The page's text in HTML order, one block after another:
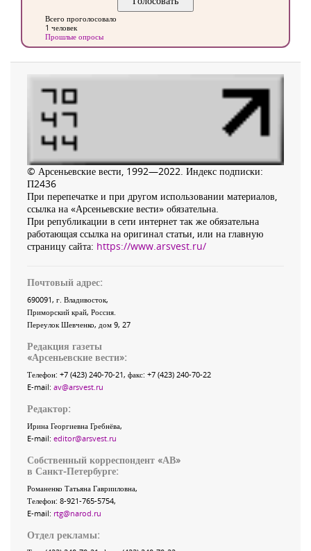
Всего проголосовало
1 человек
Прошлые опросы
© Арсеньевские вести, 1992—2022. Индекс подписки:
П2436
При перепечатке и при другом использовании материалов,
ссылка на «Арсеньевские вести» обязательна.
При републикации в сети интернет так же обязательна
работающая ссылка на оригинал статьи, или на главную
страницу сайта: https://www.arsvest.ru/
Почтовый адрес:
690091, г. Владивосток,
Приморский край, Россия
Переулок Шевченко, дом 9, 27
Редакция газеты
«Арсеньевские вести»:
Телефон: +7 (423) 240-70-21, факс: +7 (423) 240-70-22
E-mail: av@arsvest.ru
Редактор:
Ирина Георгиевна Гребнёва,
E-mail: editor@arsvest.ru
Собственный корреспондент «АВ»
в Санкт-Петербурге:
Романенко Татьяна Гаврииловна,
Телефон: 8-921-765-5754,
E-mail: rtg@narod.ru
Отдел рекламы: